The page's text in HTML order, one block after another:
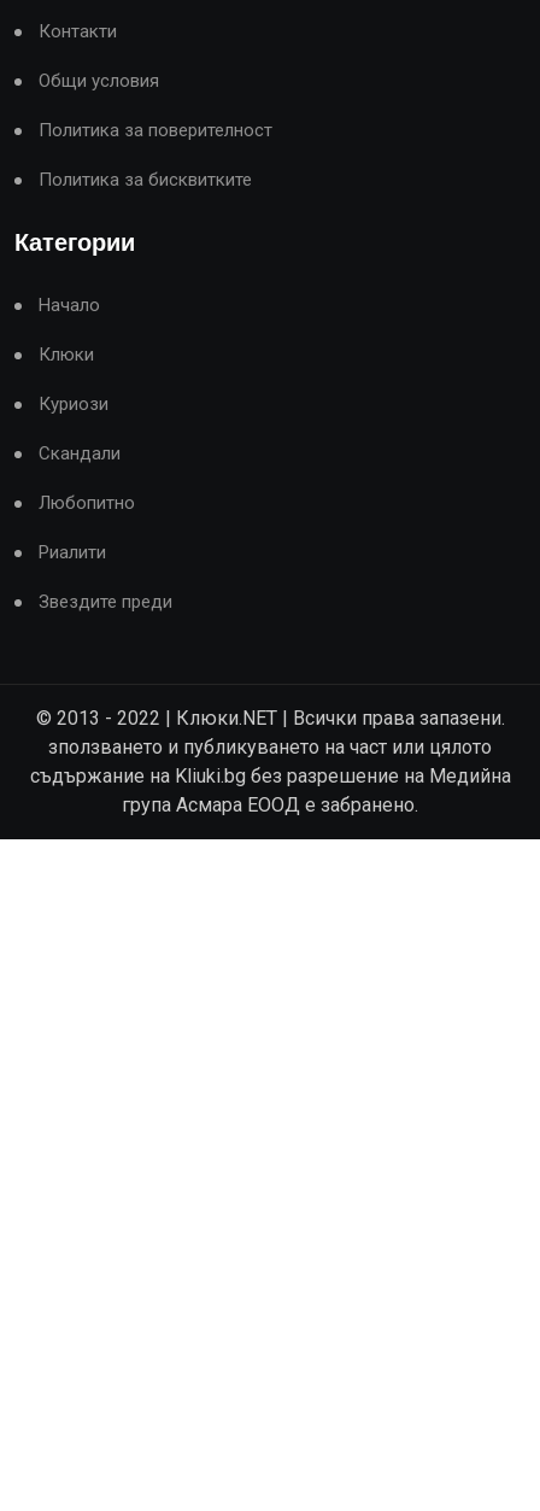
Контакти
Общи условия
Политика за поверителност
Политика за бисквитките
Категории
Начало
Клюки
Куриози
Скандали
Любопитно
Риалити
Звездите преди
© 2013 - 2022 | Клюки.NET | Всички права запазени.
зползването и публикуването на част или цялото
съдържание на Kliuki.bg без разрешение на Медийна
група Асмара ЕООД е забранено.